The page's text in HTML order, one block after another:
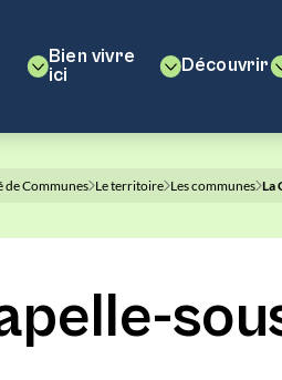
Bien vivre
ici
Découvrir
de Communes Le territoire Les communes La